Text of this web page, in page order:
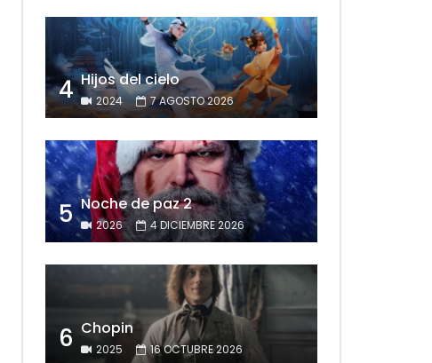
4 Hijos del cielo
2024 7 AGOSTO 2026
5 Noche de paz 2
2026 4 DICIEMBRE 2026
6 Chopin
2025 16 OCTUBRE 2026